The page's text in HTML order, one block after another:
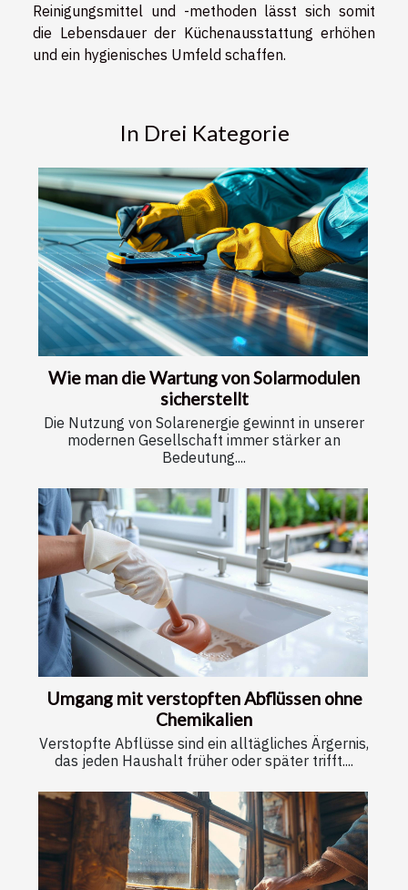
Reinigungsmittel und -methoden lässt sich somit
die Lebensdauer der Küchenausstattung erhöhen
und ein hygienisches Umfeld schaffen.
In Drei Kategorie
Wie man die Wartung von Solarmodulen
sicherstellt
Die Nutzung von Solarenergie gewinnt in unserer
modernen Gesellschaft immer stärker an
Bedeutung....
Umgang mit verstopften Abflüssen ohne
Chemikalien
Verstopfte Abflüsse sind ein alltägliches Ärgernis,
das jeden Haushalt früher oder später trifft....